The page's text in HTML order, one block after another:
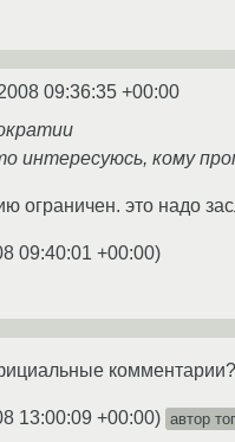
09:36:35 +00:00
интересуюсь, кому
это надо
09:40:01 +00:00)
комментарии?
13:00:09 +00:00) автор